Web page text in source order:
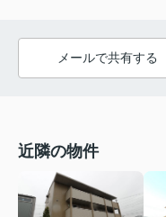
メールで共有する
近隣の物件